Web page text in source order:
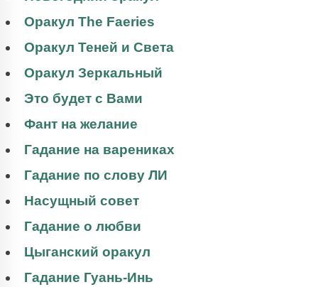
Оракул The Faeries
Оракул Теней и Света
Оракул Зеркальный
Это будет с Вами
Фант на желание
Гадание на варениках
Гадание по слову ЛИ
Насущный совет
Гадание о любви
Цыганский оракул
Гадание Гуань-Инь